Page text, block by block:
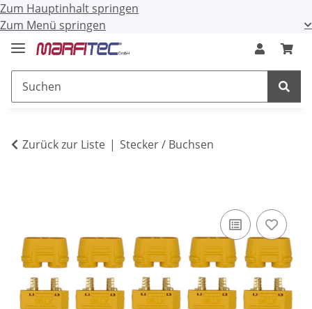
Zum Hauptinhalt springen
Zum Menü springen
Zurück zur Liste Stecker / Buchsen